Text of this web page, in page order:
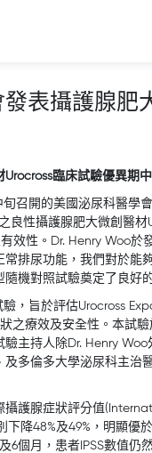
表攝護腺肥
臨床試驗優異期
召開的美國泌尿科醫學
性攝護腺肥大微創醫材
效性。Dr. Henry Woo
排尿功能，我們對於能
機對照試驗奠定了良好的
，旨於評估Urocross
之療效及安全性。本試
主持人除Dr. Henry
多倫多大學泌尿科主治
護腺症狀評分值
降48%及49%，明顯優
個月，患者IPSS數值仍